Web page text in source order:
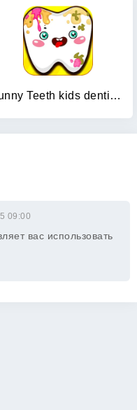
Funny Teeth kids dentist care!
09:00
вас использовать